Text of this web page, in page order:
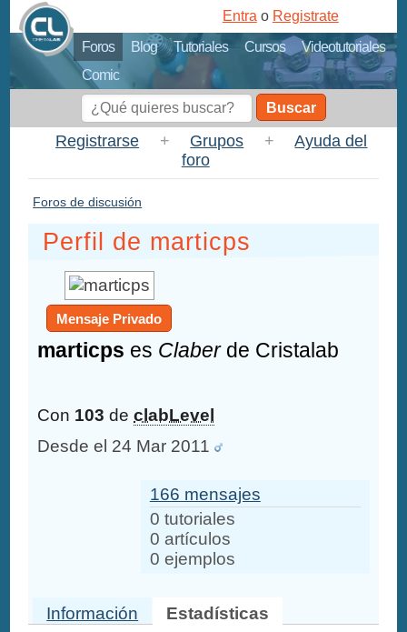
Foros Blog Tutoriales Cursos
Videotutoriales
Comic
Entra o Registrate
Buscar
Registrarse + Grupos +
Ayuda del
foro
Foros de discusión
Perfil de marticps
Mensaje Privado
marticps es Claberde Cristalab
Con 103 declabLevel
Desde el 24 Mar 2011
166 mensajes
0 tutoriales
0 artículos
0 ejemplos
Información Estadísticas